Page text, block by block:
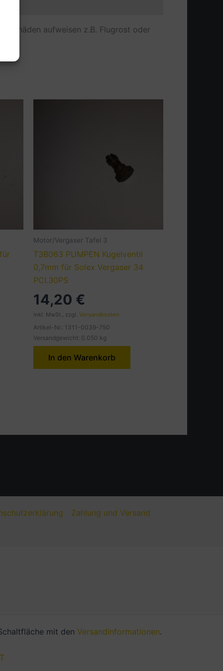
aufweisen z.B. Flugrost oder
Motor/Vergaser Tafel 3
T3B063 PUMPEN Kugelventil
0,7mm für Solex Vergaser 34
PCI.30PS
14,20 €
inkl. MwSt., zzgl. Versandkosten
Artikel-Nr.: 1311-0039-750
Versandgewicht: 0.050 kg
In den Warenkorb
Zahlung und Versand
mit den Versandinformationen.